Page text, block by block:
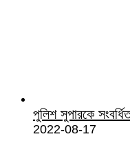
পুলিশ সুপারকে
2022-08-17